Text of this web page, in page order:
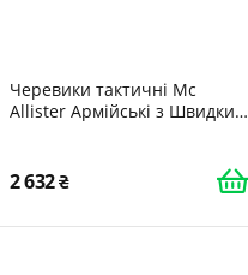
Черевики тактичні Mc
Allister Армійські з Швидким
2 632